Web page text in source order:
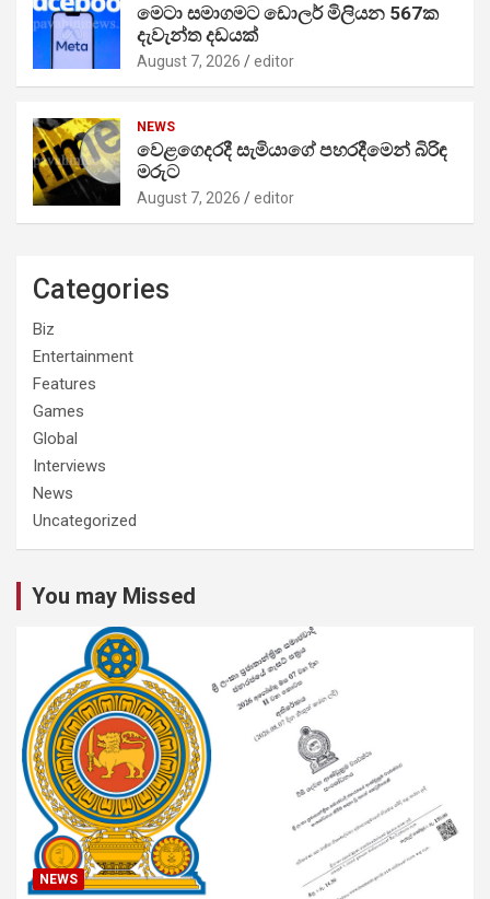
මෙටා සමාගමට ඩොලර් මිලියන 567ක
දැවැන්ත දඩයක්
August 7, 2026 editor
NEWS
වෙළගෙදරදී සැමියාගේ පහරදීමෙන් බිරිඳ
මරුට
August 7, 2026 editor
Categories
Biz
Entertainment
Features
Games
Global
Interviews
News
Uncategorized
You may Missed
NEWS